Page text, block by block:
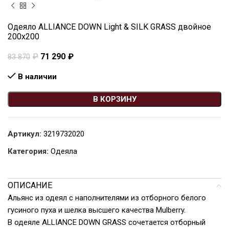
Одеяло ALLIANCE DOWN Light & SILK GRASS двойное
200х200
83 870 ₽ 71 290 ₽
В наличии
В КОРЗИНУ
Артикул: 3219732020
Категория: Одеяла
ОПИСАНИЕ
Альянс из одеял с наполнителями из отборного белого
гусиного пуха и шелка высшего качества Mulberry.
В одеяле ALLIANCE DOWN GRASS сочетается отборный